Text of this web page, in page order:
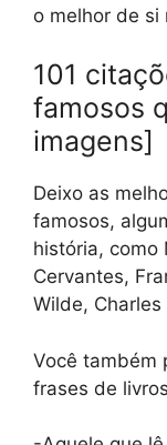
o melhor de si
101
famosos
imagens]
Deixo as
famosos,
história, como
Cervantes,
Wilde,
Você também
frases de